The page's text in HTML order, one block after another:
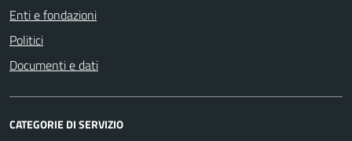
Enti e fondazioni
Politici
Documenti e dati
CATEGORIE DI SERVIZIO